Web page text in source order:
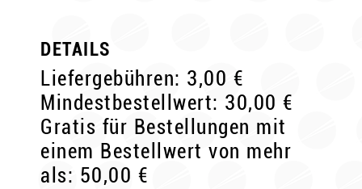
DETAILS
Liefergebühren: 3,00 €
Mindestbestellwert: 30,00 €
Gratis für Bestellungen mit
einem Bestellwert von mehr
als: 50,00 €